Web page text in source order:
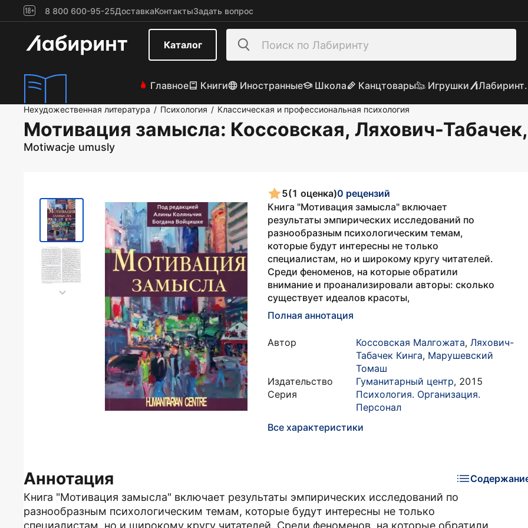
8 800 600-95-25ДоставкаКонтактыЗадать вопрос
Каталог
Главное Книги Иностранные Школа Канцтовары Игрушки
Нехудожественная литература / Психология / Классическая и профессиональная психология
Мотивация замысла: Коссовская, Ляхович-
Motiwacje umusly
5(1 оценка)0 рецензий
Книга "Мотивация замысла" включает
результаты эмпирических исследований по
разнообразным психологическим темам,
которые будут интересны не только
специалистам, но и широкому кругу читателей.
Среди феноменов, на которые обратили
внимание и проанализировали авторы: сколько
существует идеалов красоты,
Полная аннотация
Автор Коссовская Малгожата, Ляхович-
Табачек Кинга, Марушевский
Томаш
Издательство
Гуманитарный центр, 2015
Серия
Психология. Организация.
Персонал
Все характеристики
Аннотация
Книга "Мотивация замысла" включает результаты эмпирических исследований по
разнообразным психологическим темам, которые будут интересны не только
специалистам, но и широкому кругу читателей. Среди феноменов, на которые обратили